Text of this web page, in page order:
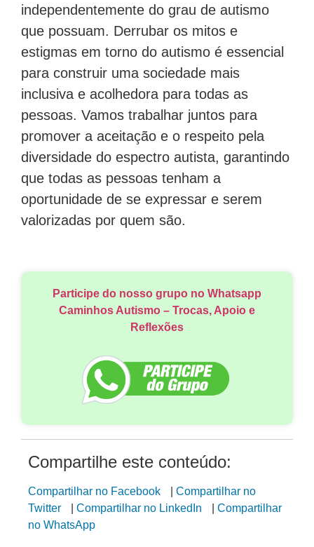
independentemente do grau de autismo
que possuam. Derrubar os mitos e
estigmas em torno do autismo é essencial
para construir uma sociedade mais
inclusiva e acolhedora para todas as
pessoas. Vamos trabalhar juntos para
promover a aceitação e o respeito pela
diversidade do espectro autista, garantindo
que todas as pessoas tenham a
oportunidade de se expressar e serem
valorizadas por quem são.
Participe do nosso grupo no Whatsapp
Caminhos Autismo – Trocas, Apoio e
Reflexões
Compartilhe este conteúdo:
Compartilhar no Facebook
Compartilhar no
Twitter
Compartilhar no LinkedIn
Compartilhar
no WhatsApp